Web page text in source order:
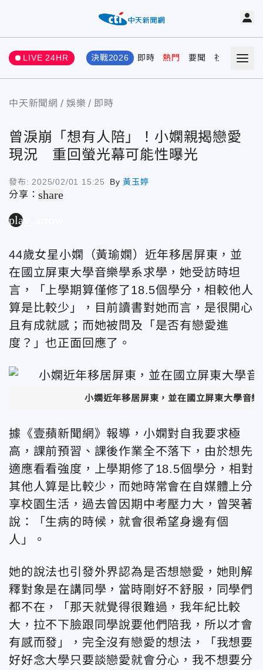
LIVE 24HR 決戰2026 即時 熱門 要聞 社會 娛樂
中天新聞網 娛樂 即時
曾淚崩「想有人陪」！小嫻親揭戀愛
現況 重回螢光幕可能性曝光
發布: 2025/02/01 15:25 By黃玉婷
分享：share
play_arrow
44歲女星小嫻（黃瑜嫻）近年移居屏東，並
在國立屏東大學音樂學系求學，她受訪時坦
言，「上學期算僅修了18.5個學分，相較他人
算是比較少」，目前讀書對她而言，是很開心
且有成就感；而她被問及「是否有戀愛進
度？」也正面回應了。
小嫻近年移居屏東，並在國立屏東大學音
據《壹蘋新聞網》報導，小嫻對自我要求極
高，課前預習、課後作業全不落下，由於想先
適應看看強度，上學期修了18.5個學分，相對
其他人算是比較少，而她時常會在自媒體上分
享校園生活，過去曾因期中考壓力大，曾哭著
說：「生病的時候，就會很希望身邊有個
人」。
她的說法也引發外界認為是否想戀愛，她則解
釋對象是在講同學，當時剛好不舒服，同學們
都不在，「那天就覺得很難過，我年紀比較
大，拉不下臉跟同學說要他們陪我，所以才會
有感而發」，完全沒有戀愛的想法，「我想要
好好念大學只要談戀愛就會分心，我不想要分